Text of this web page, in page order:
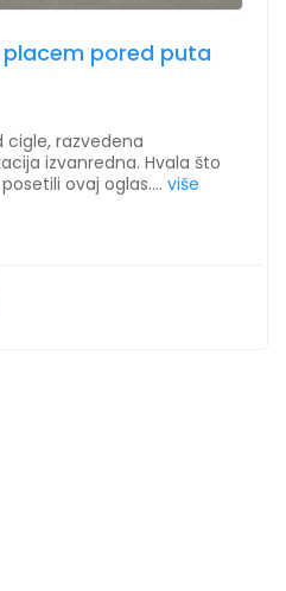
pored puta
cigle, razvedena
izvanredna. Hvala što
ovaj oglas.... više